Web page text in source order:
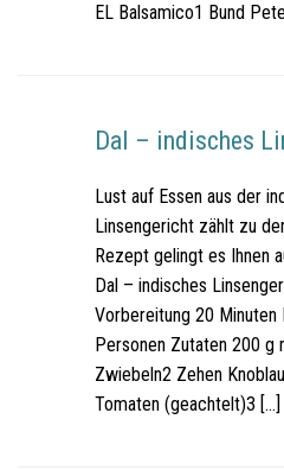
EL Balsamico1 Bund
Dal – indisches
Lust auf Essen aus der
Linsengericht zählt zu
Rezept gelingt es Ihnen
Dal – indisches
Vorbereitung 20
Personen Zutaten 200 g
Zwiebeln2 Zehen
Tomaten (geachtelt)3 […]